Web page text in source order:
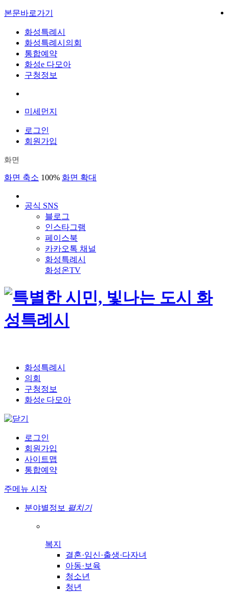
본문바로가기
화성특례시
화성특례시의회
통합예약
화성e 다모아
구청정보
미세먼지
로그인
회원가입
화면
화면 축소 100% 화면 확대
공식 SNS
블로그
인스타그램
페이스북
카카오톡 채널
화성특례시
화성온TV
화성특례시
의회
구청정보
화성e 다모아
로그인
회원가입
사이트맵
통합예약
주메뉴 시작
분야별정보 펼치기
복지
결혼·임신·출생·다자녀
아동·보육
청소년
청년